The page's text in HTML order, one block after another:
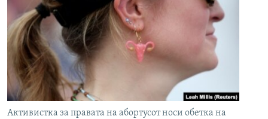
СЛЕДЕТЕ НЕ
РСЕ веб страници
Активистка за правата на абортусот носи обетка на